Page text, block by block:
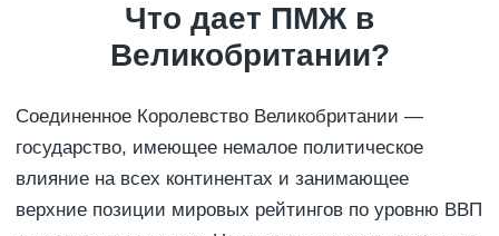
Что дает ПМЖ в
Великобритании?
Соединенное Королевство Великобритании —
государство, имеющее немалое политическое
влияние на всех континентах и занимающее
верхние позиции мировых рейтингов по уровню ВВП